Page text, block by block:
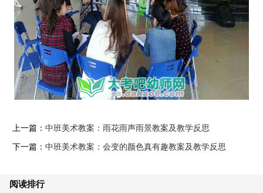
上一篇： 中班美术教案：雨花雨声雨景教案及教学反思
下一篇： 中班美术教案：会变的颜色真有趣教案及教学反思
阅读排行